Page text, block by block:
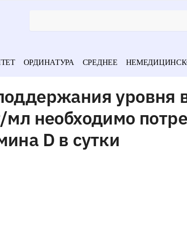
ОРДИНАТУРА СРЕДНЕЕ
уровня
мл необходимо
D в сутки